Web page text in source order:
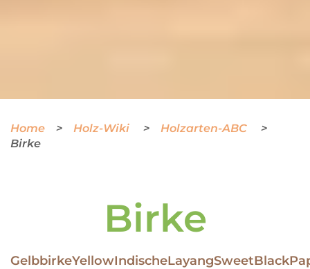
Home Holz-Wiki
Holzarten-ABC
Birke
Birke
GelbbirkeYellowIndischeLayangSweetBlack